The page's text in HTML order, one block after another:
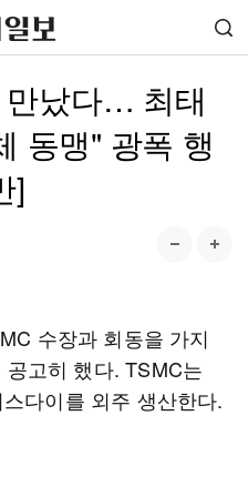
만났다… 최태
동맹" 광폭 행
]
수장과 회동을 가지
공고히 했다. TSMC는
다이를 외주 생산한다.